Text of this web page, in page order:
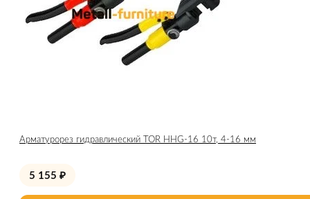
Арматурорез гидравлический TOR HHG-16 10т, 4-16 мм
5 155 ₽